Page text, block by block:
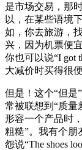
是市场交易，那
以，在某些语境
如，你去旅游，
兴，因为机票便
你也可以说“I got
大减价时买得很便
但是！这个“但是
常被联想到“质量
形容一个产品时
粗糙”。我有个朋
怨说“The shoes